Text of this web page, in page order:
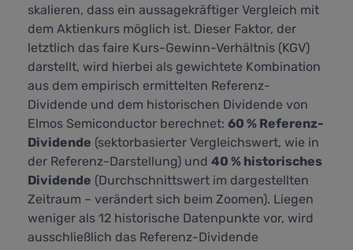
skalieren, dass ein aussagekräftiger Vergleich mit
dem Aktienkurs möglich ist. Dieser Faktor, der
letztlich das faire Kurs-Gewinn-Verhältnis (KGV)
darstellt, wird hierbei als gewichtete Kombination
aus dem empirisch ermittelten Referenz-
Dividende und dem historischen Dividende von
Elmos Semiconductor berechnet: 60 % Referenz-
Dividende (sektorbasierter Vergleichswert, wie in
der Referenz-Darstellung) und 40 % historisches
Dividende (Durchschnittswert im dargestellten
Zeitraum – verändert sich beim Zoomen). Liegen
weniger als 12 historische Datenpunkte vor, wird
ausschließlich das Referenz-Dividende